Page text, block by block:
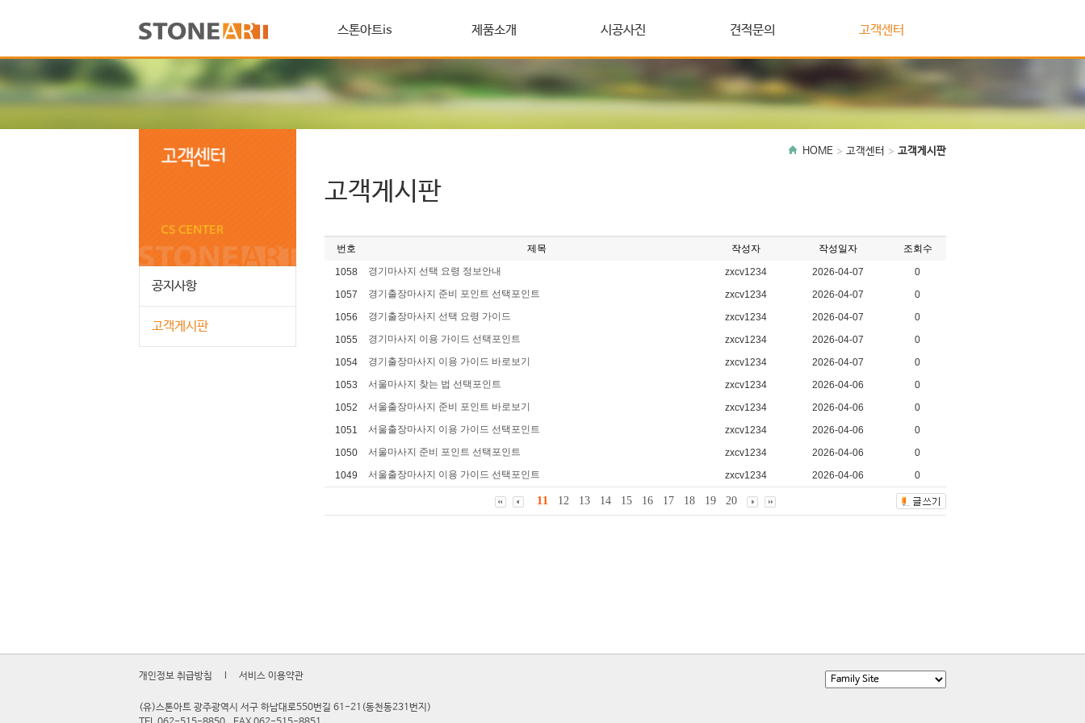
스톤아트is 제품소개 시공사진 견적문의 고객센터
공지사항
고객게시판
HOME 고객센터 고객게시판
고객게시판
번호 제목 작성자 작성일자 조회수
1058 경기마사지 선택 요령 정보안내 zxcv1234 2026-04-07
0
1057
경기출장마사지 준비 포인트 선택포인트 zxcv1234 2026-04-07
0
1056
경기출장마사지 선택 요령 가이드 zxcv1234 2026-04-07
0
1055
경기마사지 이용 가이드 선택포인트 zxcv1234 2026-04-07
0
1054
경기출장마사지 이용 가이드 바로보기 zxcv1234 2026-04-07
0
1053
서울마사지 찾는 법 선택포인트 zxcv1234 2026-04-06
0
1052
서울출장마사지 준비 포인트 바로보기 zxcv1234 2026-04-06
0
1051
서울출장마사지 이용 가이드 선택포인트 zxcv1234 2026-04-06
0
1050
서울마사지 준비 포인트 선택포인트 zxcv1234 2026-04-06
0
1049
서울출장마사지 이용 가이드 선택포인트 zxcv1234 2026-04-06 0
11 12 13 14 15 16 17 18 19 20
개인정보 취급방침 l 서비스 이용약관
(유)스톤아트 광주광역시 서구 하남대로550번길 61-21(동천동231번지)